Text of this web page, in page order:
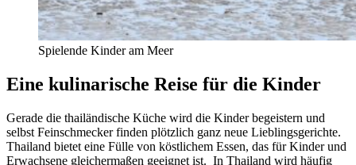
Spielende Kinder am Meer
Eine kulinarische Reise für die Kinder
Gerade die thailändische Küche wird die Kinder begeistern und
selbst Feinschmecker finden plötzlich ganz neue Lieblingsgerichte.
Thailand bietet eine Fülle von köstlichem Essen, das für Kinder und
Erwachsene gleichermaßen geeignet ist. In Thailand wird häufig